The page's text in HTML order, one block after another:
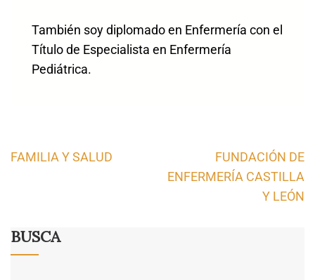
También soy diplomado en Enfermería con el
Título de Especialista en Enfermería
Pediátrica.
Navegación
FAMILIA Y SALUD
FUNDACIÓN DE
ENFERMERÍA CASTILLA
Y LEÓN
BUSCA